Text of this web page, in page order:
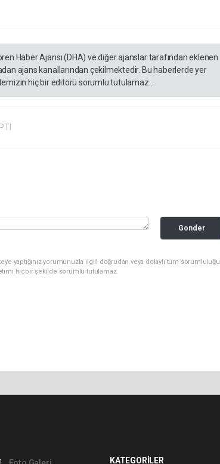
Haber Ajansı (DHA) ve diğer ajanslar tarafından eklenen
ajans kanallarından çekilmektedir. Bu haberlerde yer
hiç bir editörü sorumlu tutulamaz...
Gonder
yaptığınız yorumunuzla ilgili doğrudan veya dolaylı tüm sorumluluğu
hiçbir şekilde sorumlu tutulamaz.
KATEGORİLER